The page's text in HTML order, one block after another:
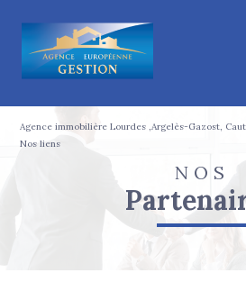
Agence immobilière Lourdes ,Argelès-Gazost,
Nos liens
NOS